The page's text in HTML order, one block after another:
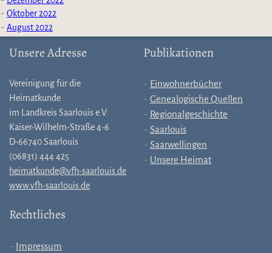
Oktober 2022
August 2022
Unsere Adresse
Vereinigung für die
Heimatkunde
im Landkreis Saarlouis e.V.
Kaiser-Wilhelm-Straße 4-6
D-66740 Saarlouis
(06831) 444 425
heimatkunde@vfh-saarlouis.de
www.vfh-saarlouis.de
Publikationen
Einwohnerbücher
Genealogische Quellen
Regionalgeschichte
Saarlouis
Saarwellingen
Unsere Heimat
Rechtliches
Impressum